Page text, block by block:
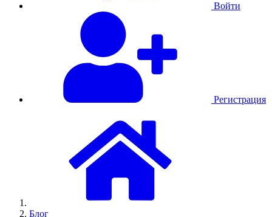
Войти
Регистрация
Блог